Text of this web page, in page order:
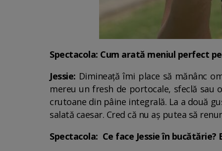
Spectacola: Cum arată meniul perfect
Jessie: Dimineață îmi place să mănânc
mereu un fresh de portocale, sfeclă sau
crutoane din pâine integrală. La a două
salată caesar. Cred că nu aș putea să
Spectacola: Ce face Jessie în